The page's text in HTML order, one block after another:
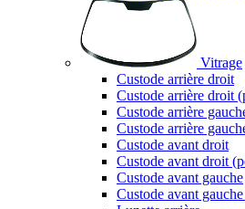
Vitrage
Custode arrière droit
Custode arrière droit
Custode arrière
Custode arrière
Custode avant droit
Custode avant droit
Custode avant gauche
Custode avant